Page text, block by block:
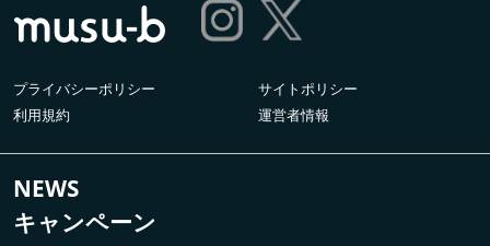
プライバシーポリシー
サイトポリシー
利用規約
運営者情報
NEWS
キャンペーン